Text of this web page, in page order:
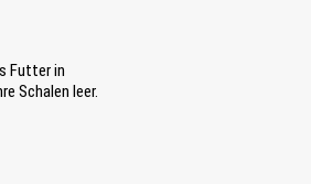
Futter in
Schalen leer.